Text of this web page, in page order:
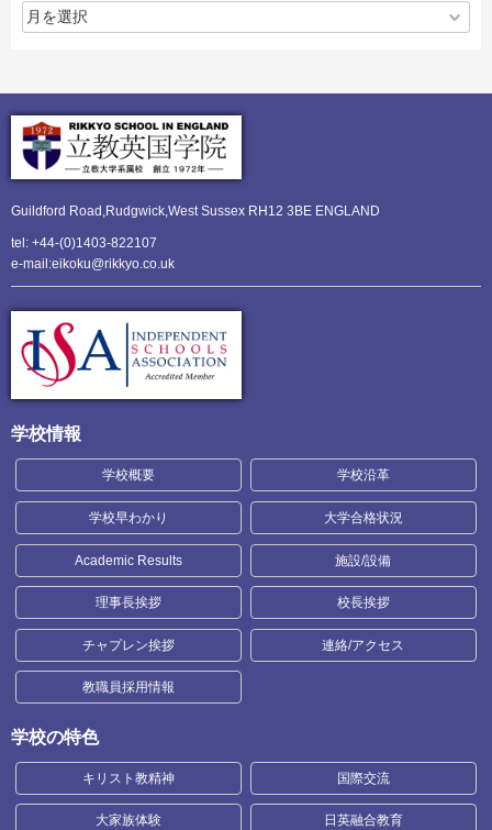
Guildford Road,Rudgwick,West Sussex RH12 3BE ENGLAND
tel: +44-(0)1403-822107
e-mail:eikoku@rikkyo.co.uk
学校情報
学校概要 学校沿革
学校早わかり 大学合格状況
Academic Results 施設/設備
理事長挨拶 校長挨拶
チャプレン挨拶 連絡/アクセス
教職員採用情報
学校の特色
キリスト教精神 国際交流
大家族体験 日英融合教育